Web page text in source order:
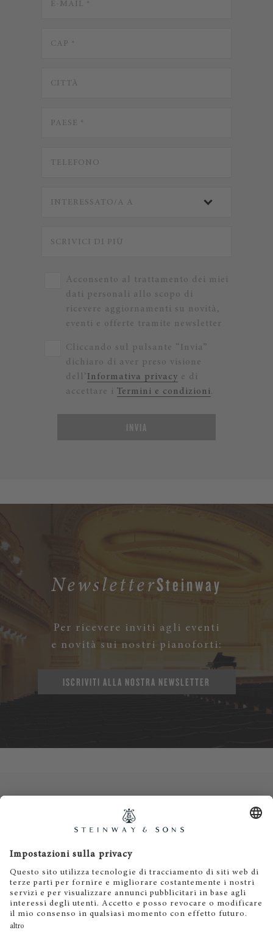
Acconsento al trattamento dei miei
dati personali allo scopo di
ricevere aggiornamenti su novità,
eventi e offerte tramite newsletter
Cliccando sul pulsante “Invia”
dichiaro di aver preso visione
dell’Informativa privacy e di
accettare i Termini e condizioni.
INVIA
NewsletterSteinway
Per ricevere inviti agli eventi
e novità sui nostri pianoforti:
ISCRIVITI ALLA NOSTRA NEWSLETTER
Informativa privacy
Termini e condizioni
Cookies